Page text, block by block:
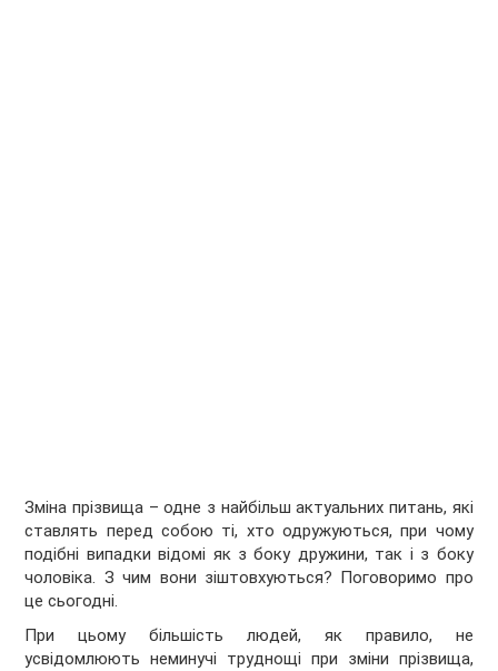
Зміна прізвища – одне з найбільш актуальних питань, які
ставлять перед собою ті, хто одружуються, при чому
подібні випадки відомі як з боку дружини, так і з боку
чоловіка. З чим вони зіштовхуються? Поговоримо про
це сьогодні.
При цьому більшість людей, як правило, не
усвідомлюють неминучі труднощі при зміни прізвища,